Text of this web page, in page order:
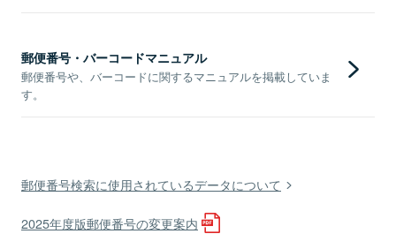
郵便番号・バーコードマニュアル
郵便番号や、バーコードに関するマニュアルを掲載していま
す。
郵便番号検索に使用されているデータについて
2025年度版郵便番号の変更案内